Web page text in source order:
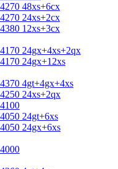
48xs+6cx
24xs+2cx
12xs+3cx
24gx+4xs+2qx
24gx+12xs
4gt+4gx+4xs
24xs+2qx
24gt+6xs
24gx+6xs